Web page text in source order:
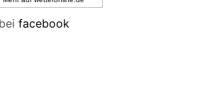
facebook